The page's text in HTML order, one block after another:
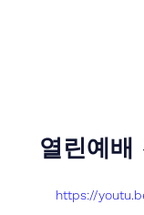
열린예
https://